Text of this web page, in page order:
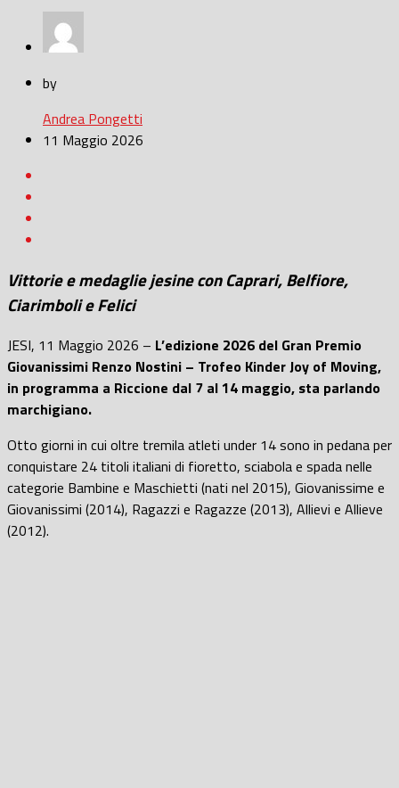
by
Andrea Pongetti
11 Maggio 2026
Vittorie e medaglie jesine con Caprari, Belfiore,
Ciarimboli e Felici
JESI, 11 Maggio 2026 – L’edizione 2026 del Gran Premio
Giovanissimi Renzo Nostini – Trofeo Kinder Joy of Moving,
in programma a Riccione dal 7 al 14 maggio, sta parlando
marchigiano.
Otto giorni in cui oltre tremila atleti under 14 sono in pedana per
conquistare 24 titoli italiani di fioretto, sciabola e spada nelle
categorie Bambine e Maschietti (nati nel 2015), Giovanissime e
Giovanissimi (2014), Ragazzi e Ragazze (2013), Allievi e Allieve
(2012).